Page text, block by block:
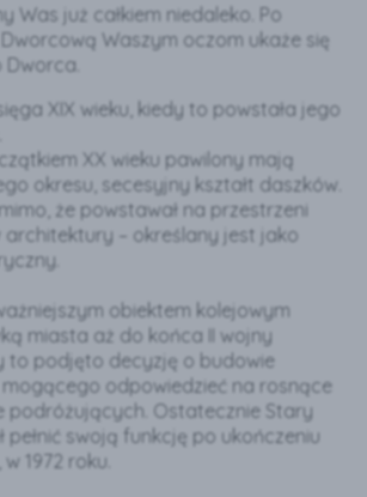
Was już całkiem niedaleko. Po
Waszym oczom ukaże się
XIX wieku, kiedy to powstała jego
XX wieku pawilony mają
okresu, secesyjny kształt daszków.
że powstawał na przestrzeni
– określany jest jako
obiektem kolejowym
miasta aż do końca II wojny
to podjęto decyzję o budowie
odpowiedzieć na rosnące
podróżujących. Ostatecznie Stary
pełnić swoją funkcję po ukończeniu
1972 roku.